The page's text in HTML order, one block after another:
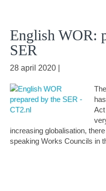
English WOR:
SER
28 april 2020
increasing globalisation,
speaking Works Councils in